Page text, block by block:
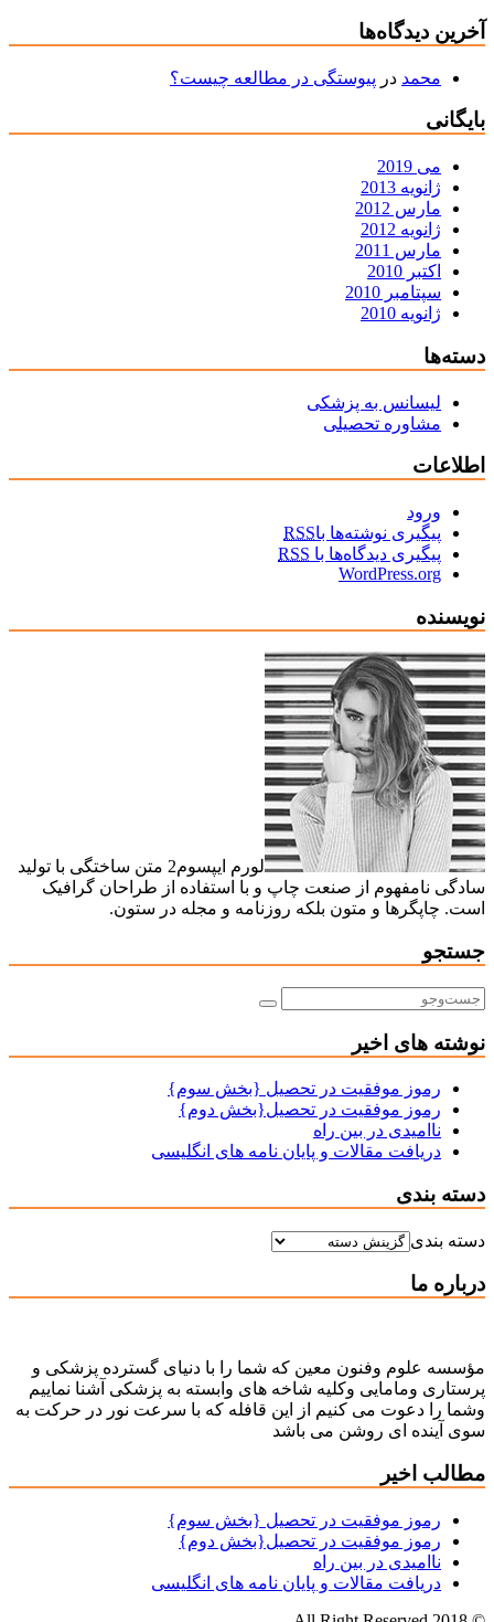
آخرین دیدگاه‌ها
محمد در پیوستگی در مطالعه چیست؟
بایگانی
می 2019
ژانویه 2013
مارس 2012
ژانویه 2012
مارس 2011
اکتبر 2010
سپتامبر 2010
ژانویه 2010
دسته‌ها
لیسانس به پزشکی
مشاوره تحصیلی
اطلاعات
ورود
پیگیری نوشته‌ها باRSS
پیگیری دیدگاه‌ها با RSS
WordPress.org
نویسنده
لورم ایپسوم2 متن ساختگی با تولید
سادگی نامفهوم از صنعت چاپ و با استفاده از طراحان گرافیک
است. چاپگرها و متون بلکه روزنامه و مجله در ستون.
جستجو
نوشته های اخیر
رموز موفقیت در تحصیل {بخش سوم}
رموز موفقیت در تحصیل{بخش دوم}
ناامیدی در بین راه
دریافت مقالات و پایان نامه های انگلیسی
دسته بندی
دسته بندی
درباره ما
مؤسسه علوم وفنون معین که شما را با دنیای گسترده پزشکی و
پرستاری ومامایی وکلیه شاخه های وابسته به پزشکی آشنا نماییم
وشما را دعوت می کنیم از این قافله که با سرعت نور در حرکت به
سوی آینده ای روشن می باشد
مطالب اخیر
رموز موفقیت در تحصیل {بخش سوم}
رموز موفقیت در تحصیل{بخش دوم}
ناامیدی در بین راه
دریافت مقالات و پایان نامه های انگلیسی